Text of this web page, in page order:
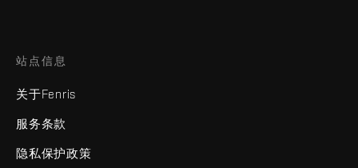
站点信息
关于Fenris
服务条款
隐私保护政策